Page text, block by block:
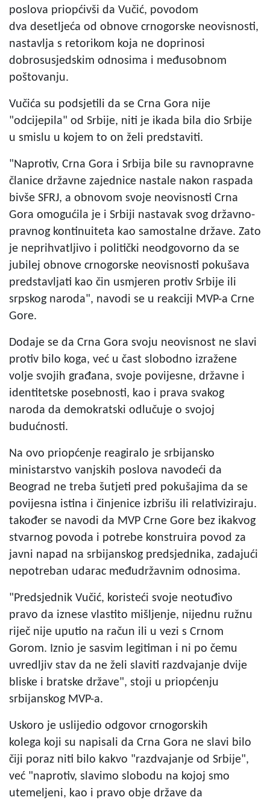
poslova priopćivši da Vučić, povodom
dva desetljeća od obnove crnogorske neovisnosti,
nastavlja s retorikom koja ne doprinosi
dobrosusjedskim odnosima i međusobnom
poštovanju.
Vučića su podsjetili da se Crna Gora nije
"odcijepila" od Srbije, niti je ikada bila dio Srbije
u smislu u kojem to on želi predstaviti.
"Naprotiv, Crna Gora i Srbija bile su ravnopravne
članice državne zajednice nastale nakon raspada
bivše SFRJ, a obnovom svoje neovisnosti Crna
Gora omogućila je i Srbiji nastavak svog državno-
pravnog kontinuiteta kao samostalne države. Zato
je neprihvatljivo i politički neodgovorno da se
jubilej obnove crnogorske neovisnosti pokušava
predstavljati kao čin usmjeren protiv Srbije ili
srpskog naroda", navodi se u reakciji MVP-a Crne
Gore.
Dodaje se da Crna Gora svoju neovisnost ne slavi
protiv bilo koga, već u čast slobodno izražene
volje svojih građana, svoje povijesne, državne i
identitetske posebnosti, kao i prava svakog
naroda da demokratski odlučuje o svojoj
budućnosti.
Na ovo priopćenje reagiralo je srbijansko
ministarstvo vanjskih poslova navodeći da
Beograd ne treba šutjeti pred pokušajima da se
povijesna istina i činjenice izbrišu ili relativiziraju.
također se navodi da MVP Crne Gore bez ikakvog
stvarnog povoda i potrebe konstruira povod za
javni napad na srbijanskog predsjednika, zadajući
nepotreban udarac međudržavnim odnosima.
"Predsjednik Vučić, koristeći svoje neotuđivo
pravo da iznese vlastito mišljenje, nijednu ružnu
riječ nije uputio na račun ili u vezi s Crnom
Gorom. Iznio je sasvim legitiman i ni po čemu
uvredljiv stav da ne želi slaviti razdvajanje dvije
bliske i bratske države", stoji u priopćenju
srbijanskog MVP-a.
Uskoro je uslijedio odgovor crnogorskih
kolega koji su napisali da Crna Gora ne slavi bilo
čiji poraz niti bilo kakvo "razdvajanje od Srbije",
već "naprotiv, slavimo slobodu na kojoj smo
utemeljeni, kao i pravo obje države da